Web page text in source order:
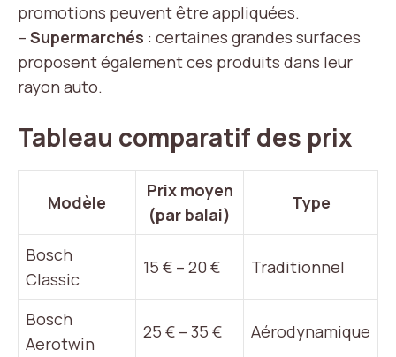
promotions peuvent être appliquées.
– Supermarchés : certaines grandes surfaces
proposent également ces produits dans leur
rayon auto.
Tableau comparatif des prix
Modèle
Prix moyen
(par balai)
Type
Bosch
Classic
15 € – 20 € Traditionnel
Bosch
Aerotwin
25 € – 35 € Aérodynamique